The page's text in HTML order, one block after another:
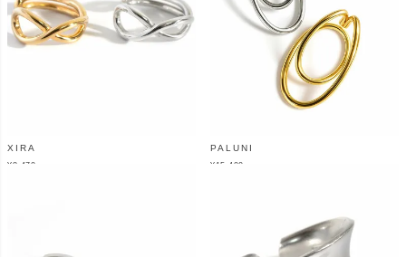
XIRA
¥8,470
PALUNI
¥ 15,400